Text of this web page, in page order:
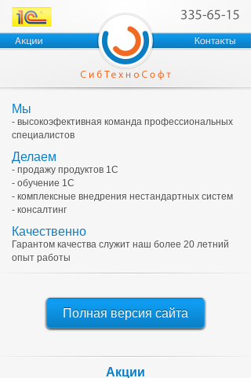
Мы
- высокоэфективная команда профессиональных
специалистов
Делаем
- продажу продуктов 1С
- обучение 1С
- комплексные внедрения нестандартных систем
- консалтинг
Качественно
Гарантом качества служит наш более 20 летний
опыт работы
Полная версия сайта
Акции